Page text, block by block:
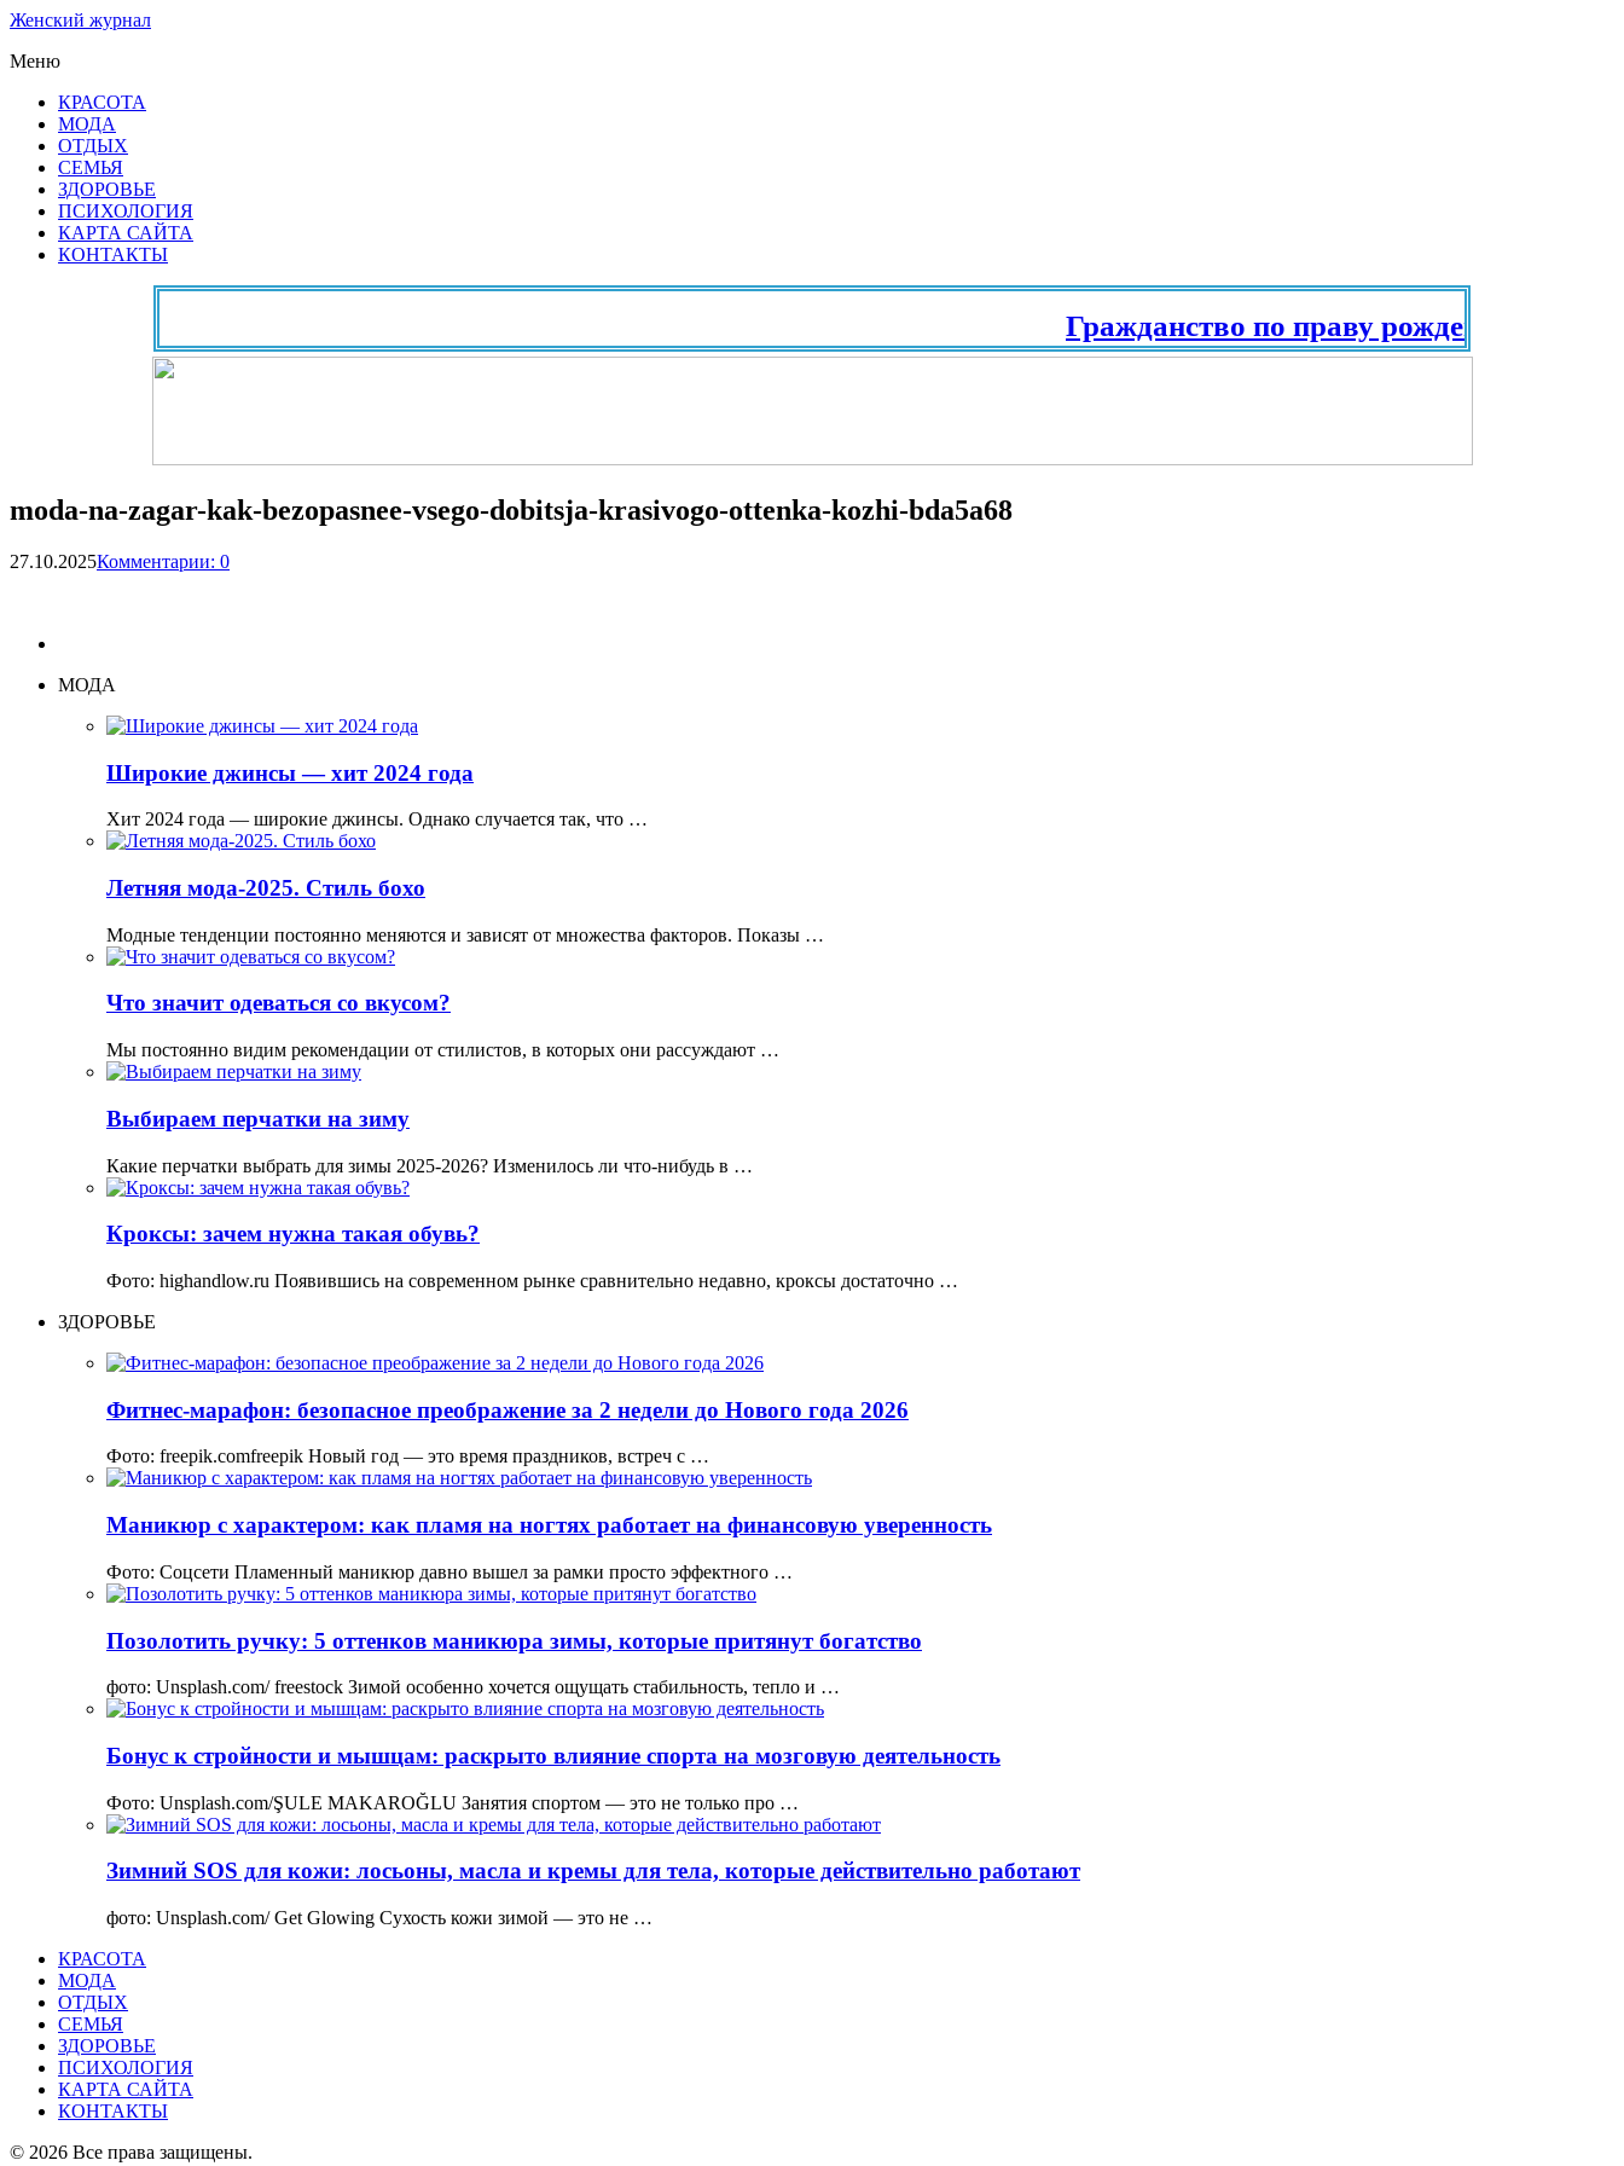
Женский журнал
Меню
КРАСОТА
МОДА
ОТДЫХ
СЕМЬЯ
ЗДОРОВЬЕ
ПСИХОЛОГИЯ
КАРТА САЙТА
КОНТАКТЫ
Гражданство по праву рождения.
moda-na-zagar-kak-bezopasnee-vsego-dobitsja-krasivogo-ottenka-kozhi-bda5a68
27.10.2025Комментарии: 0
МОДА
Широкие джинсы — хит 2024 года
Хит 2024 года — широкие джинсы. Однако случается так, что …
Летняя мода-2025. Стиль бохо
Модные тенденции постоянно меняются и зависят от множества факторов. Показы …
Что значит одеваться со вкусом?
Мы постоянно видим рекомендации от стилистов, в которых они рассуждают …
Выбираем перчатки на зиму
Какие перчатки выбрать для зимы 2025-2026? Изменилось ли что-нибудь в …
Кроксы: зачем нужна такая обувь?
Фото: highandlow.ru Появившись на современном рынке сравнительно недавно, кроксы достаточно …
ЗДОРОВЬЕ
Фитнес-марафон: безопасное преображение за 2 недели до Нового года 2026
Фото: freepik.comfreepik Новый год — это время праздников, встреч с …
Маникюр с характером: как пламя на ногтях работает на финансовую уверенность
Фото: Соцсети Пламенный маникюр давно вышел за рамки просто эффектного …
Позолотить ручку: 5 оттенков маникюра зимы, которые притянут богатство
фото: Unsplash.com/ freestock Зимой особенно хочется ощущать стабильность, тепло и …
Бонус к стройности и мышцам: раскрыто влияние спорта на мозговую деятельность
Фото: Unsplash.com/ŞULE MAKAROĞLU Занятия спортом — это не только про …
Зимний SOS для кожи: лосьоны, масла и кремы для тела, которые действительно работают
фото: Unsplash.com/ Get Glowing Сухость кожи зимой — это не …
КРАСОТА
МОДА
ОТДЫХ
СЕМЬЯ
ЗДОРОВЬЕ
ПСИХОЛОГИЯ
КАРТА САЙТА
КОНТАКТЫ
© 2026 Все права защищены.